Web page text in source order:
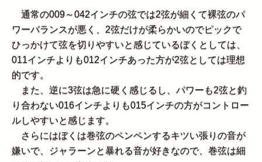
通常の009～042インチの弦では2弦が細くて裸弦のパ
ワーバランスが悪く、2弦だけが柔らかいのでピックで
ひっかけて弦を切りやすいと感じているぼくとしては、
011インチよりも012インチあった方が2弦としては理想
的です。
また、逆に3弦は急に硬く感じるし、パワーも2弦と釣
り合わない016インチよりも015インチの方がコントロー
ルしやすいと感じます。
さらにはぼくは巻弦のペンペンするキツい張りの音が
嫌いで、ジャラーンと暴れる音が好きなので、巻弦は細